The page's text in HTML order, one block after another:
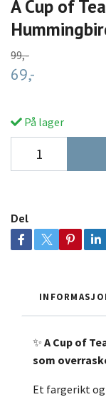
A Cup of
99,-
69,-
På lager
Del
✨ A Cup of
som
Et fargerikt